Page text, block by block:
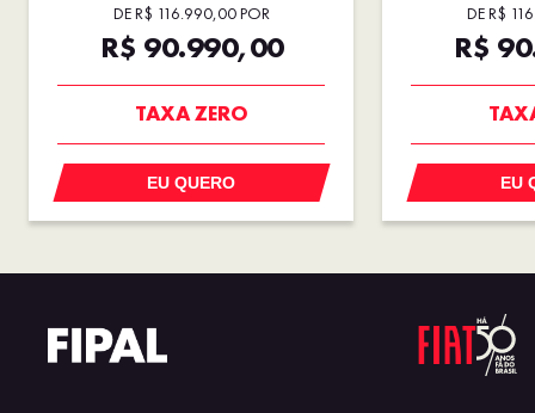
DE R$ 116.990,00 POR
R$ 90.990,00
TAXA ZERO
EU QUERO
DE R$
R$
EU